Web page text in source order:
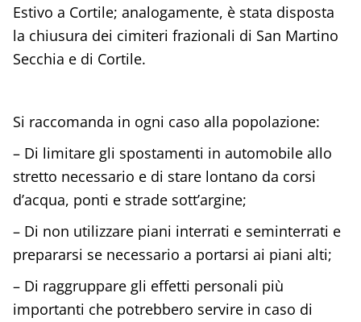
Estivo a Cortile; analogamente, è stata disposta
la chiusura dei cimiteri frazionali di San Martino
Secchia e di Cortile.
Si raccomanda in ogni caso alla popolazione:
– Di limitare gli spostamenti in automobile allo
stretto necessario e di stare lontano da corsi
d’acqua, ponti e strade sott’argine;
– Di non utilizzare piani interrati e seminterrati e
prepararsi se necessario a portarsi ai piani alti;
– Di raggruppare gli effetti personali più
importanti che potrebbero servire in caso di